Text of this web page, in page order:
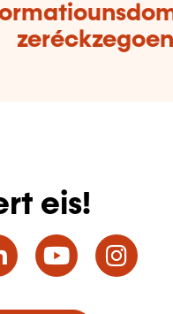
zeréckzegoen
eis!
LinkedInYouTube